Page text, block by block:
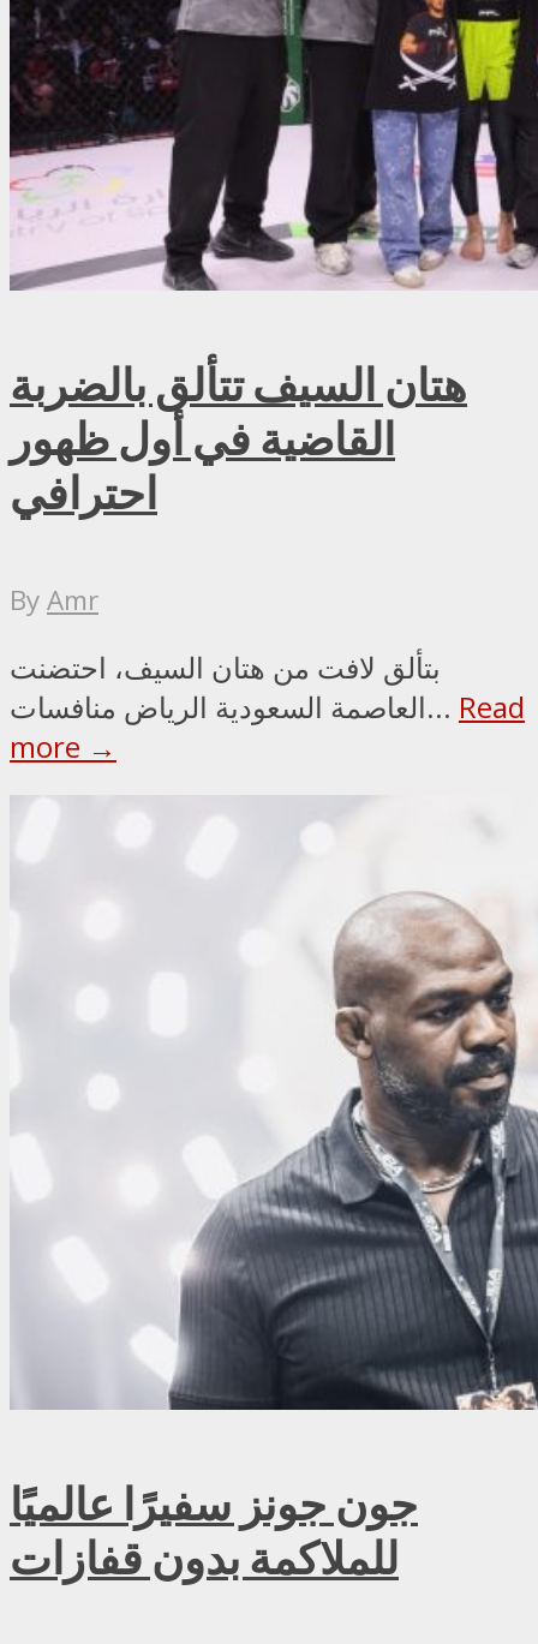
هتان السيف تتألق بالضربة
القاضية في أول ظهور
احترافي
ByAmr
بتألق لافت من هتان السيف، احتضنت
العاصمة السعودية الرياض منافسات... Read
more →
جون جونز سفيرًا عالميًا
للملاكمة بدون قفازات